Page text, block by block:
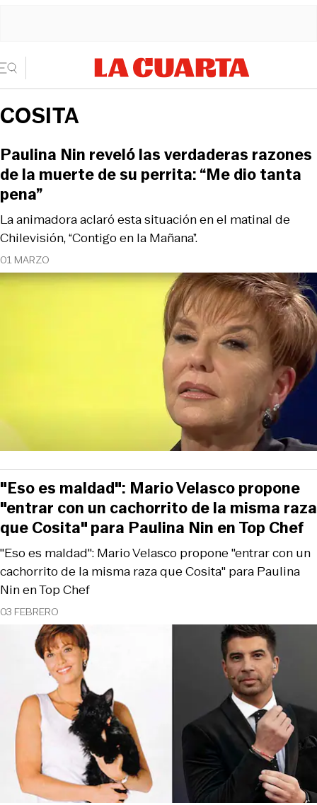
COSITA
01 MARZO
La animadora aclaró esta situación en el matinal de
Chilevisión, “Contigo en la Mañana”.
Paulina Nin reveló las verdaderas razones
de la muerte de su perrita: “Me dio tanta
pena”
03 FEBRERO
"Eso es maldad": Mario Velasco propone "entrar con un
cachorrito de la misma raza que Cosita" para Paulina
Nin en Top Chef
"Eso es maldad": Mario Velasco propone
"entrar con un cachorrito de la misma raza
que Cosita" para Paulina Nin en Top Chef